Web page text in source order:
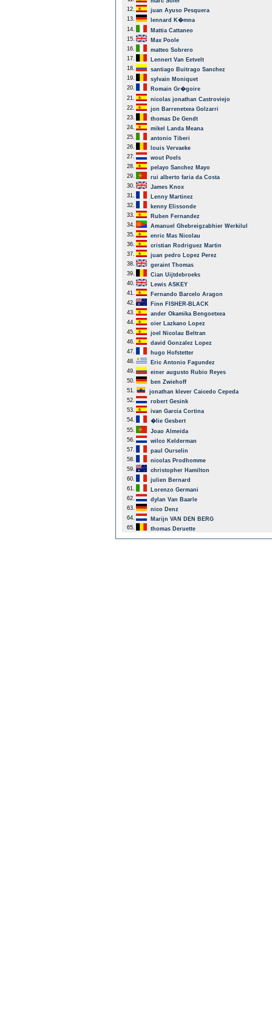
12.
juan Ayuso Pesquera
13.
lennard K�mna
14.
Mattia Cattaneo
15.
Max Poole
16.
matteo Sobrero
17.
Lennert Van Eetvelt
18.
santiago Buitrago Sanchez
19.
sylvain Moniquet
20.
Romain Gr�goire
21.
nicolas jonathan Castroviejo
22.
jon Barrenetxea Golzarri
23.
thomas De Gendt
24.
mikel Landa Meana
25.
antonio Tiberi
26.
louis Vervaeke
27.
wout Poels
28.
pelayo Sanchez Mayo
29.
rui alberto faria da Costa
30.
James Knox
31.
Lenny Martinez
32.
kenny Elissonde
33.
Ruben Fernandez
34.
Amanuel Ghebreigzabhier Werkilul
35.
enric Mas Nicolau
36.
cristian Rodriguez Martin
37.
juan pedro Lopez Perez
38.
geraint Thomas
39.
Cian Uijtdebroeks
40.
Lewis ASKEY
41.
Fernando Barcelo Aragon
42.
Finn FISHER-BLACK
43.
ander Okamika Bengoetxea
44.
oier Lazkano Lopez
45.
joel Nicolau Beltran
46.
david Gonzalez Lopez
47.
hugo Hofstetter
48.
Eric Antonio Fagundez
49.
einer augusto Rubio Reyes
50.
ben Zwiehoff
51.
jonathan klever Caicedo Cepeda
52.
robert Gesink
53.
ivan Garcia Cortina
54.
�lie Gesbert
55.
Joao Almeida
56.
wilco Kelderman
57.
paul Ourselin
58.
nicolas Prodhomme
59.
christopher Hamilton
60.
julien Bernard
61.
Lorenzo Germani
62.
dylan Van Baarle
63.
nico Denz
64.
Marijn VAN DEN BERG
65.
thomas Deruette